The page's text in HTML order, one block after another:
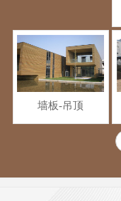
墙板-吊顶